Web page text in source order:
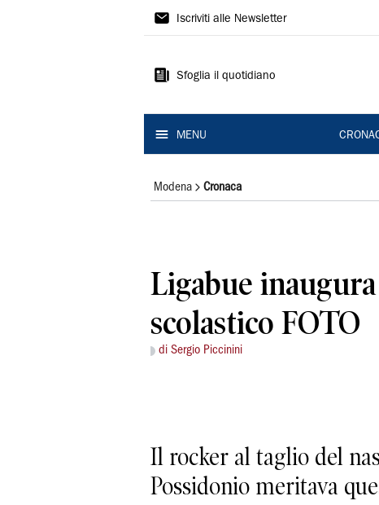
Gazzetta
Modena
Iscriviti alle Newsletter
Sfoglia il quotidiano
MENU
Modena Cronaca
Ligabue
scolastico FOTO
di Sergio Piccinini
Il rocker al taglio del
Possidonio meritava